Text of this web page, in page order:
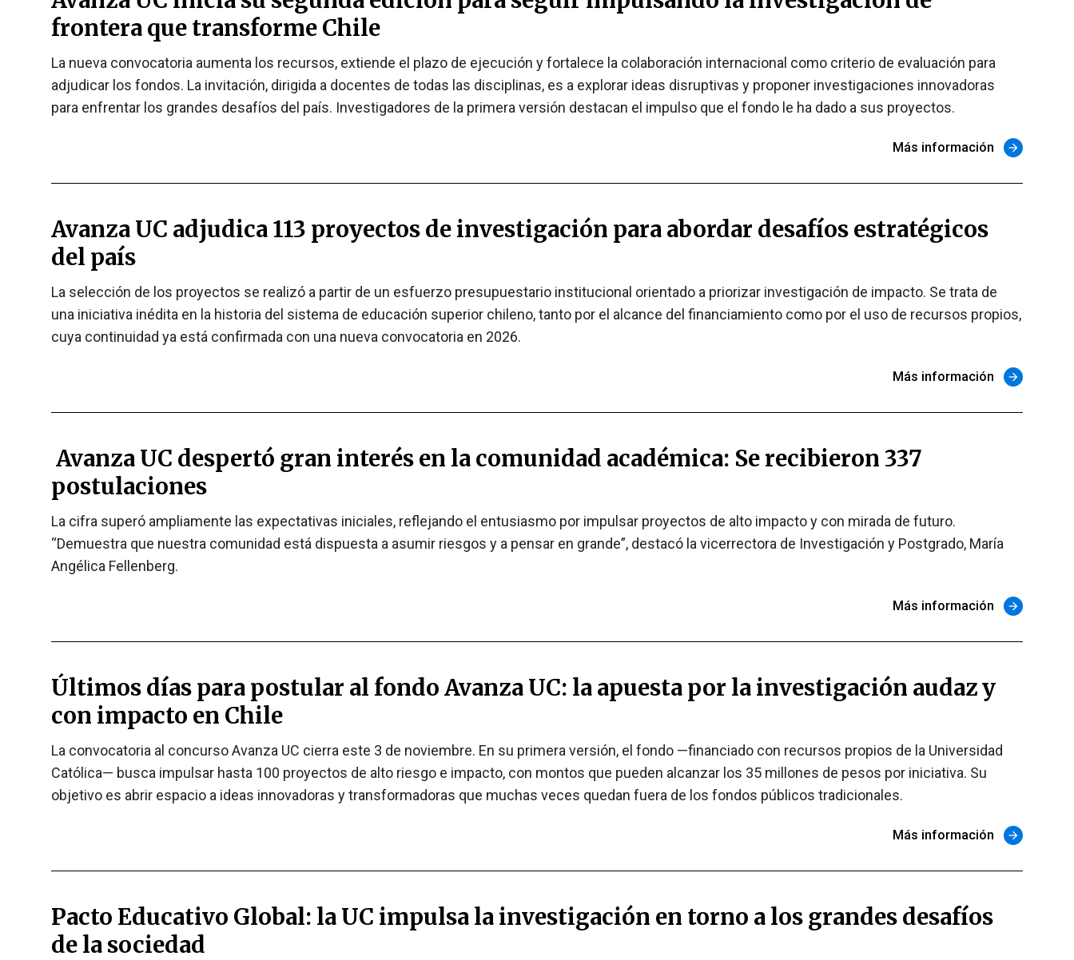
frontera que transforme Chile
La nueva convocatoria aumenta los recursos, extiende el plazo de ejecución y fortalece la colaboración internacional como criterio de evaluación para
adjudicar los fondos. La invitación, dirigida a docentes de todas las disciplinas, es a explorar ideas disruptivas y proponer investigaciones innovadoras
para enfrentar los grandes desafíos del país. Investigadores de la primera versión destacan el impulso que el fondo le ha dado a sus proyectos.
Más información arrow_forward
Avanza UC adjudica 113 proyectos de investigación para abordar desafíos estratégicos
del país
La selección de los proyectos se realizó a partir de un esfuerzo presupuestario institucional orientado a priorizar investigación de impacto. Se trata de
una iniciativa inédita en la historia del sistema de educación superior chileno, tanto por el alcance del financiamiento como por el uso de recursos propios,
cuya continuidad ya está confirmada con una nueva convocatoria en 2026.
Más información arrow_forward
Avanza UC despertó gran interés en la comunidad académica: Se recibieron 337
postulaciones
La cifra superó ampliamente las expectativas iniciales, reflejando el entusiasmo por impulsar proyectos de alto impacto y con mirada de futuro.
“Demuestra que nuestra comunidad está dispuesta a asumir riesgos y a pensar en grande”, destacó la vicerrectora de Investigación y Postgrado, María
Angélica Fellenberg.
Más información arrow_forward
Últimos días para postular al fondo Avanza UC: la apuesta por la investigación audaz y
con impacto en Chile
La convocatoria al concurso Avanza UC cierra este 3 de noviembre. En su primera versión, el fondo —financiado con recursos propios de la Universidad
Católica— busca impulsar hasta 100 proyectos de alto riesgo e impacto, con montos que pueden alcanzar los 35 millones de pesos por iniciativa. Su
objetivo es abrir espacio a ideas innovadoras y transformadoras que muchas veces quedan fuera de los fondos públicos tradicionales.
Más información arrow_forward
Pacto Educativo Global: la UC impulsa la investigación en torno a los grandes desafíos
de la sociedad